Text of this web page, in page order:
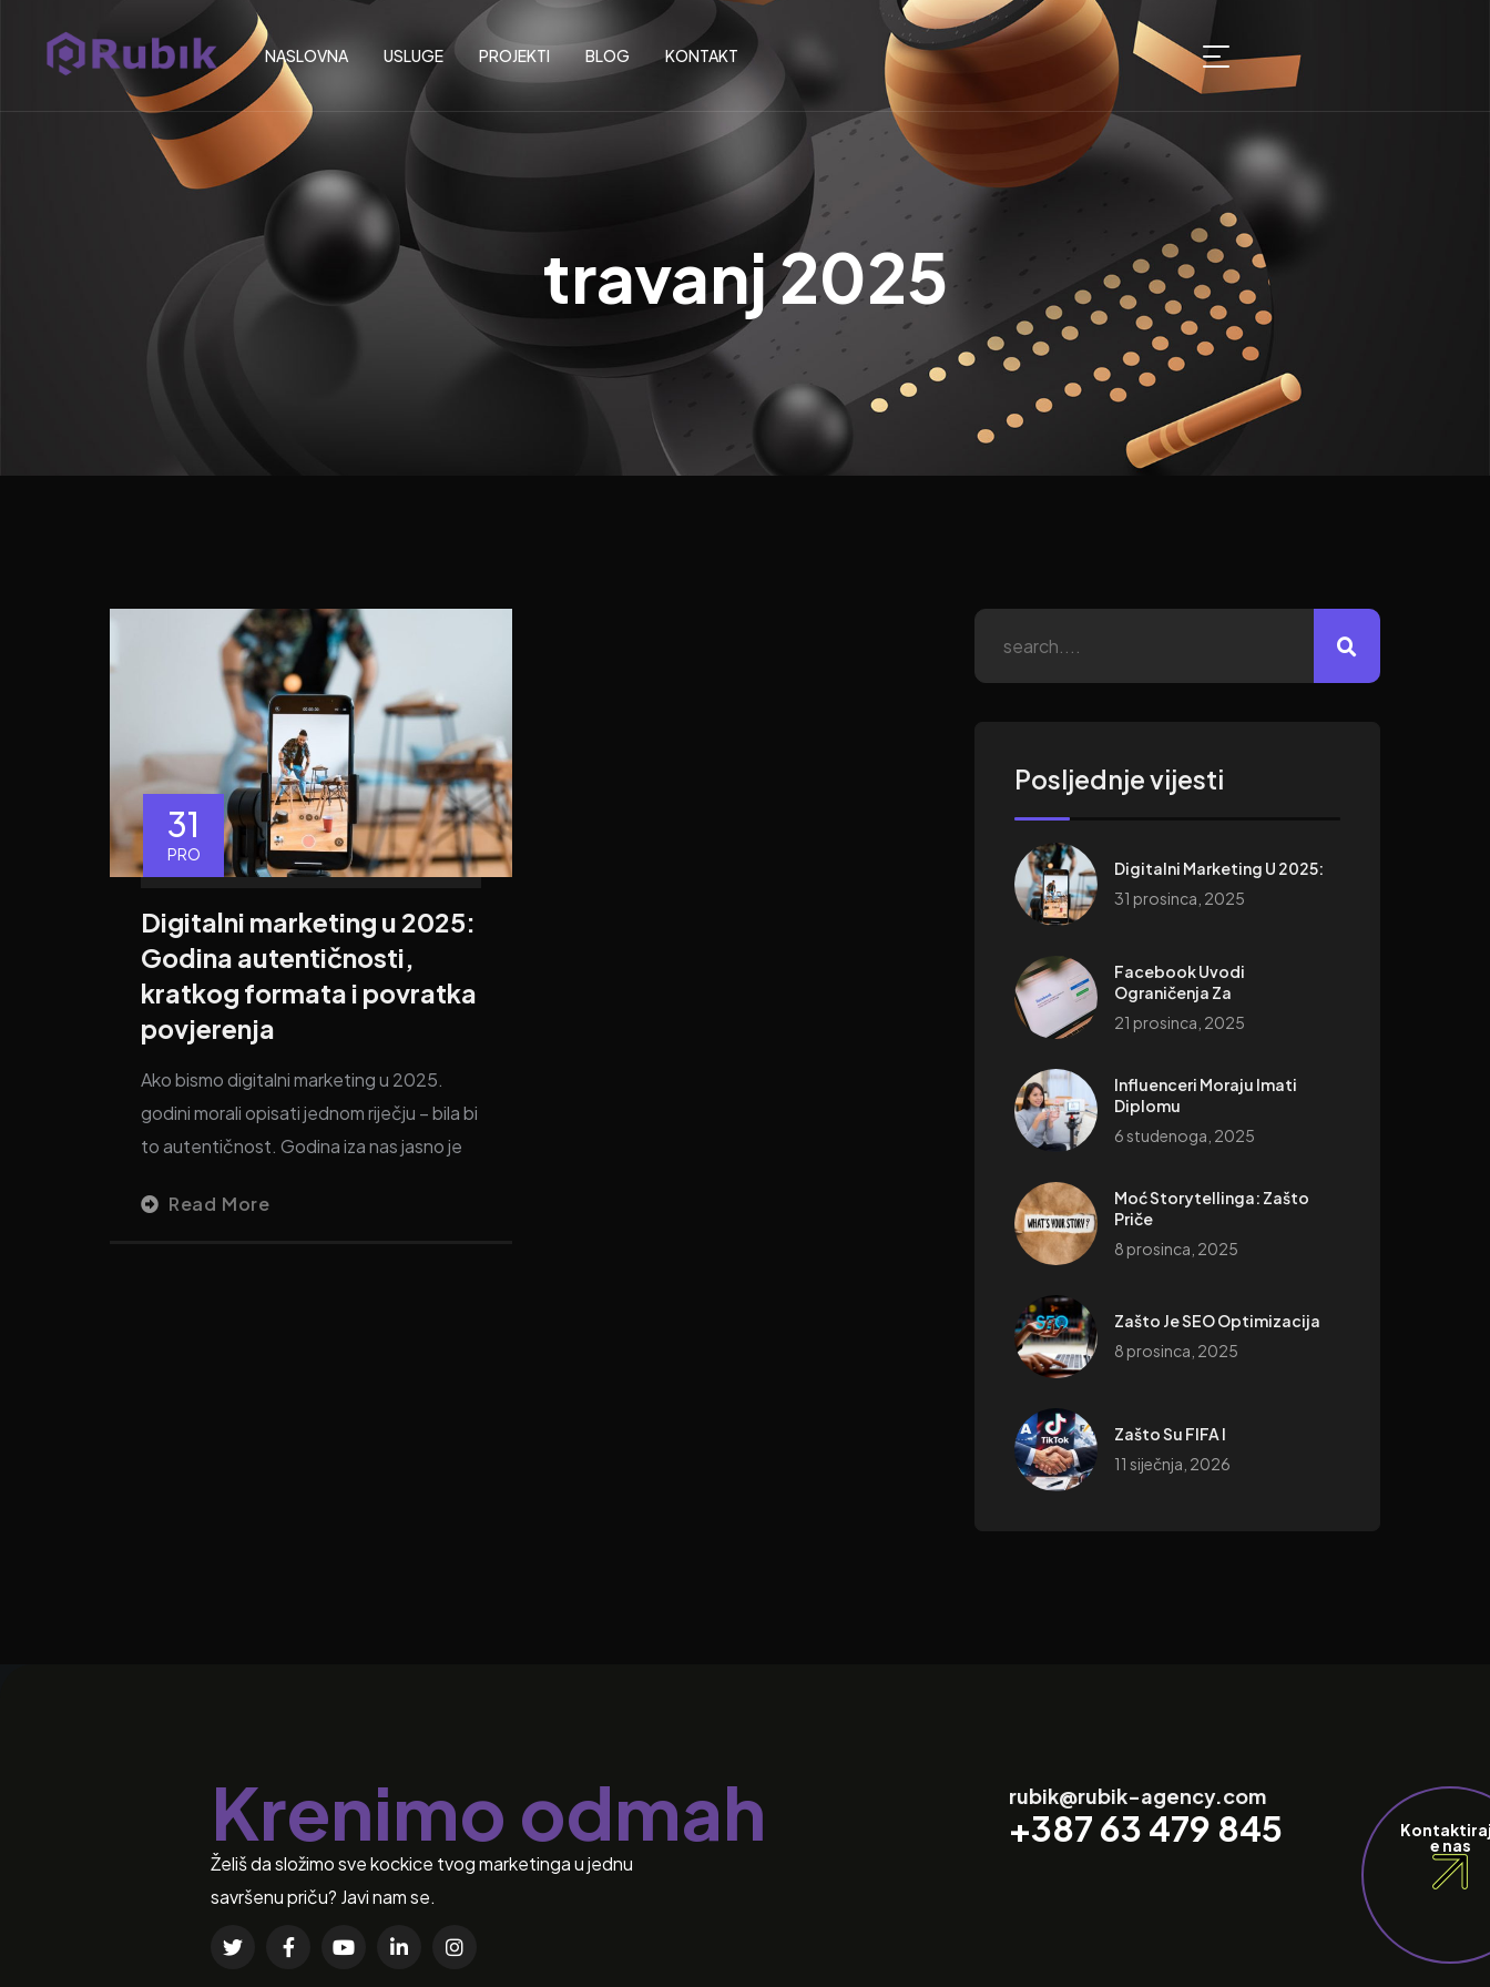
NASLOVNA USLUGE PROJEKTI BLOG KONTAKT
travanj 2025
31
PRO
Digitalni marketing u 2025:
Godina autentičnosti,
kratkog formata i povratka
povjerenja
Ako bismo digitalni marketing u 2025.
godini morali opisati jednom riječju – bila bi
to autentičnost. Godina iza nas jasno je
Read More
Posljednje vijesti
Digitalni Marketing U 2025:
31 prosinca, 2025
Facebook Uvodi
Ograničenja Za
21 prosinca, 2025
Influenceri Moraju Imati
Diplomu
6 studenoga, 2025
Moć Storytellinga: Zašto
Priče
8 prosinca, 2025
Zašto Je SEO Optimizacija
8 prosinca, 2025
Zašto Su FIFA I
11 siječnja, 2026
Krenimo odmah
Želiš da složimo sve kockice tvog marketinga u jednu
savršenu priču? Javi nam se.
rubik@rubik-agency.com
+387 63 479 845 e nas